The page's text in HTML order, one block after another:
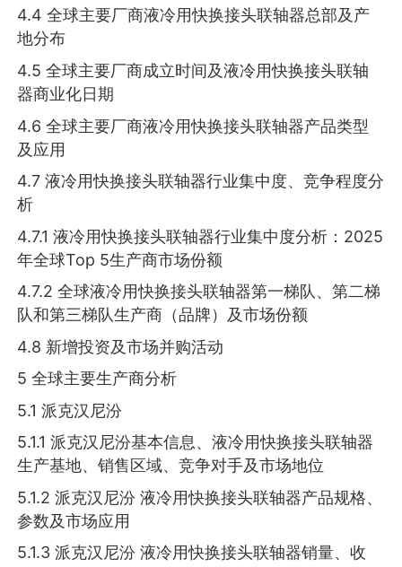
4.4 全球主要厂商液冷用快换接头联轴器总部及产
地分布
4.5 全球主要厂商成立时间及液冷用快换接头联轴
器商业化日期
4.6 全球主要厂商液冷用快换接头联轴器产品类型
及应用
4.7 液冷用快换接头联轴器行业集中度、竞争程度分
析
4.7.1 液冷用快换接头联轴器行业集中度分析：2025
年全球Top 5生产商市场份额
4.7.2 全球液冷用快换接头联轴器第一梯队、第二梯
队和第三梯队生产商（品牌）及市场份额
4.8 新增投资及市场并购活动
5 全球主要生产商分析
5.1 派克汉尼汾
5.1.1 派克汉尼汾基本信息、液冷用快换接头联轴器
生产基地、销售区域、竞争对手及市场地位
5.1.2 派克汉尼汾 液冷用快换接头联轴器产品规格、
参数及市场应用
5.1.3 派克汉尼汾 液冷用快换接头联轴器销量、收